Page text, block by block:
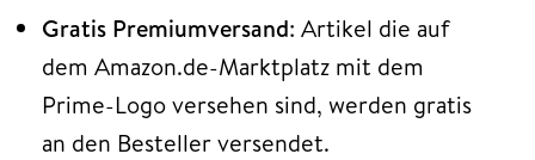
Gratis Premiumversand: Artikel die auf
dem Amazon.de-Marktplatz mit dem
Prime-Logo versehen sind, werden gratis
an den Besteller versendet.